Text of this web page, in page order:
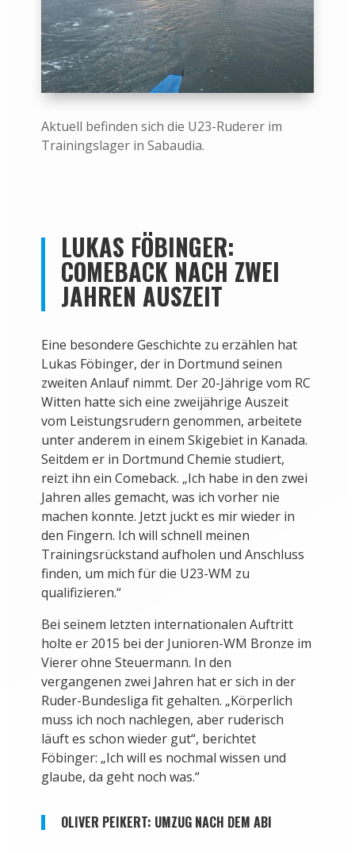
Aktuell befinden sich die U23-Ruderer im
Trainingslager in Sabaudia.
LUKAS FÖBINGER:
COMEBACK NACH ZWEI
JAHREN AUSZEIT
Eine besondere Geschichte zu erzählen hat
Lukas Föbinger, der in Dortmund seinen
zweiten Anlauf nimmt. Der 20-Jährige vom RC
Witten hatte sich eine zweijährige Auszeit
vom Leistungsrudern genommen, arbeitete
unter anderem in einem Skigebiet in Kanada.
Seitdem er in Dortmund Chemie studiert,
reizt ihn ein Comeback. „Ich habe in den zwei
Jahren alles gemacht, was ich vorher nie
machen konnte. Jetzt juckt es mir wieder in
den Fingern. Ich will schnell meinen
Trainingsrückstand aufholen und Anschluss
finden, um mich für die U23-WM zu
qualifizieren.“
Bei seinem letzten internationalen Auftritt
holte er 2015 bei der Junioren-WM Bronze im
Vierer ohne Steuermann. In den
vergangenen zwei Jahren hat er sich in der
Ruder-Bundesliga fit gehalten. „Körperlich
muss ich noch nachlegen, aber ruderisch
läuft es schon wieder gut“, berichtet
Föbinger: „Ich will es nochmal wissen und
glaube, da geht noch was.“
OLIVER PEIKERT: UMZUG NACH DEM ABI